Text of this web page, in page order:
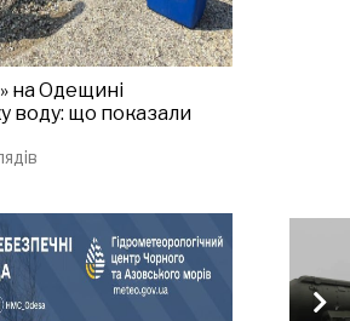
на Одещині
воду: що показали